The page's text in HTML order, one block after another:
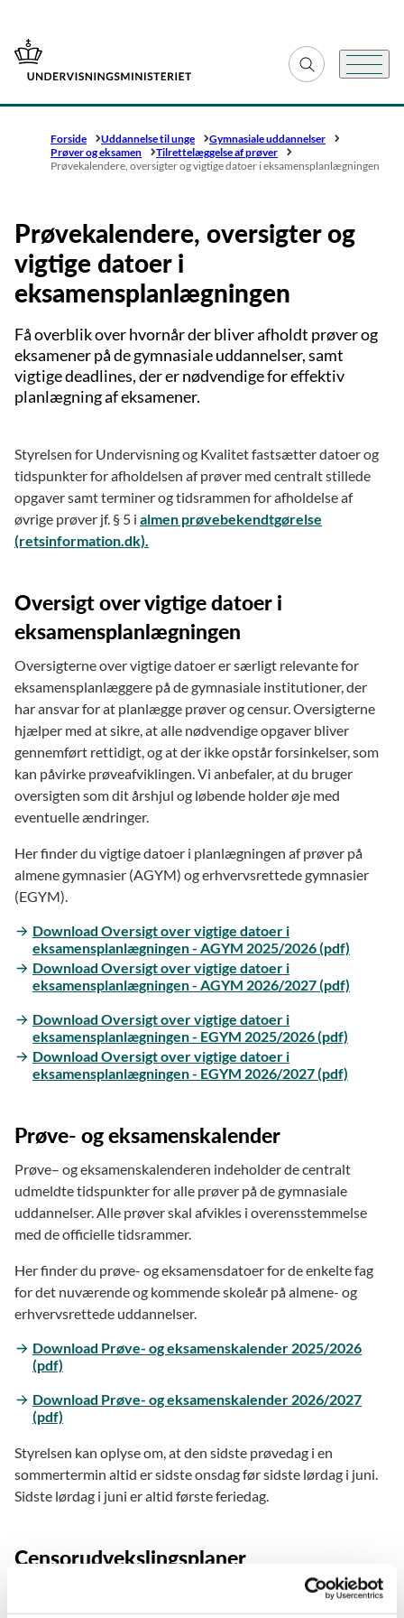
Gå til forsiden Fold søgefelt ud
Menu
Forside Uddannelse til unge
Gymnasiale uddannelser
Prøver og eksamen
Tilrettelæggelse af prøver
Prøvekalendere, oversigter og vigtige datoer i eksamensplanlægningen
Prøvekalendere, oversigter og
vigtige datoer i
eksamensplanlægningen
Få overblik over hvornår der bliver afholdt prøver og
eksamener på de gymnasiale uddannelser, samt
vigtige deadlines, der er nødvendige for effektiv
Styrelsen for Undervisning og Kvalitet fastsætter datoer og
tidspunkter for afholdelsen af prøver med centralt stillede
opgaver samt terminer og tidsrammen for afholdelse af
øvrige prøver jf. § 5 i almen prøvebekendtgørelse
(retsinformation.dk).
Oversigt over vigtige datoer i
eksamensplanlægningen
Oversigterne over vigtige datoer er særligt relevante for
eksamensplanlæggere på de gymnasiale institutioner, der
har ansvar for at planlægge prøver og censur. Oversigterne
hjælper med at sikre, at alle nødvendige opgaver bliver
gennemført rettidigt, og at der ikke opstår forsinkelser, som
kan påvirke prøveafviklingen. Vi anbefaler, at du bruger
oversigten som dit årshjul og løbende holder øje med
eventuelle ændringer.
Her finder du vigtige datoer i planlægningen af prøver på
almene gymnasier (AGYM) og erhvervsrettede gymnasier
(EGYM).
Download Oversigt over vigtige datoer i
eksamensplanlægningen - AGYM 2025/2026 (pdf)
Download Oversigt over vigtige datoer i
eksamensplanlægningen - AGYM 2026/2027 (pdf)
Download Oversigt over vigtige datoer i
eksamensplanlægningen - EGYM 2025/2026 (pdf)
Download Oversigt over vigtige datoer i
eksamensplanlægningen - EGYM 2026/2027 (pdf)
Prøve- og eksamenskalender
Prøve– og eksamenskalenderen indeholder de centralt
udmeldte tidspunkter for alle prøver på de gymnasiale
uddannelser. Alle prøver skal afvikles i overensstemmelse
med de officielle tidsrammer.
Her finder du prøve- og eksamensdatoer for de enkelte fag
for det nuværende og kommende skoleår på almene- og
erhvervsrettede uddannelser.
Download Prøve- og eksamenskalender 2025/2026
(pdf)
Download Prøve- og eksamenskalender 2026/2027
(pdf)
Styrelsen kan oplyse om, at den sidste prøvedag i en
sommertermin altid er sidste onsdag før sidste lørdag i juni.
Sidste lørdag i juni er altid første feriedag.
Censorudvekslingsplaner
Censorudvekslingsplanerne er en hjælp til at sikre effektiv
koordinering af censorer på tværs af institutioner, når der